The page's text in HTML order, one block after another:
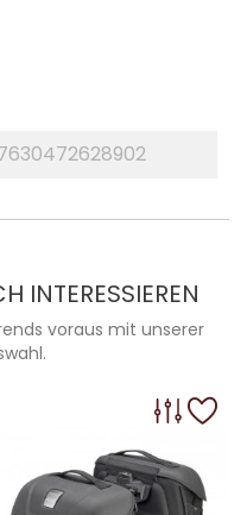
INTERESSIEREN
voraus mit unserer